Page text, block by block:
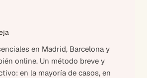
en Madrid, Barcelona y
online. Un método breve y
en la mayoría de casos, en